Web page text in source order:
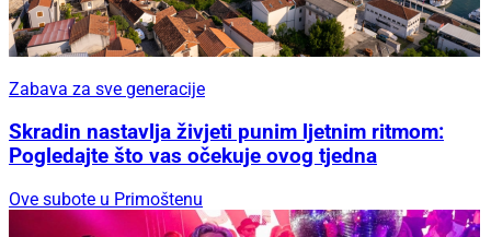
Zabava za sve generacije
Skradin nastavlja živjeti punim ljetnim ritmom:
Pogledajte što vas očekuje ovog tjedna
Ove subote u Primoštenu